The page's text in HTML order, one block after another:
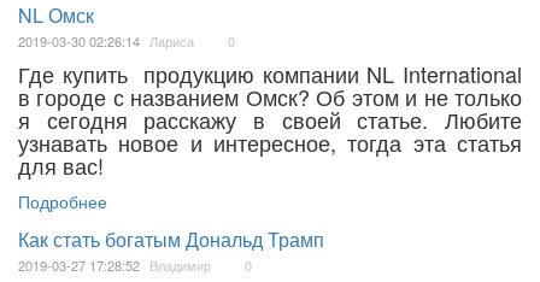
NL Омск
2019-03-30 02:26:14 Лариса 0
Где купить продукцию компании NL International
в городе с названием Омск? Об этом и не только
я сегодня расскажу в своей статье. Любите
узнавать новое и интересное, тогда эта статья
для вас!
Подробнее
Как стать богатым Дональд Трамп
2019-03-27 17:28:52 Владимир 0